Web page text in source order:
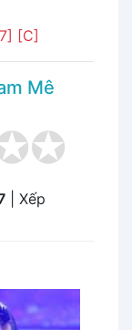
[C]
Mê
| Xếp